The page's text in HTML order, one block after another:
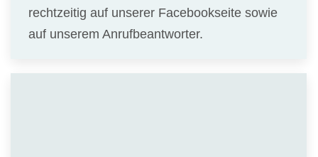
rechtzeitig auf unserer Facebookseite sowie
auf unserem Anrufbeantworter.